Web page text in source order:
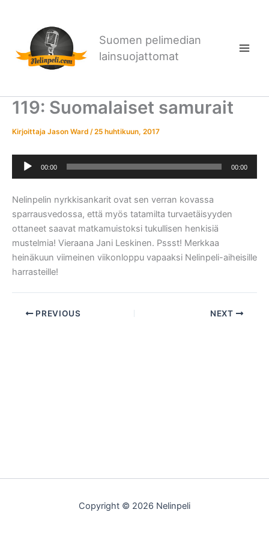
Suomen pelimedian
lainsuojattomat
119: Suomalaiset samurait
Kirjoittaja Jason Ward /25 huhtikuun, 2017
Äänitoistin
00:00 00:00
Nelinpelin nyrkkisankarit ovat sen verran kovassa
sparrausvedossa, että myös tatamilta turvaetäisyyden
ottaneet saavat matkamuistoksi tukullisen henkisiä
mustelmia! Vieraana Jani Leskinen. Pssst! Merkkaa
heinäkuun viimeinen viikonloppu vapaaksi Nelinpeli-aiheisille
harrasteille!
PREVIOUS NEXT
Copyright © 2026 Nelinpeli